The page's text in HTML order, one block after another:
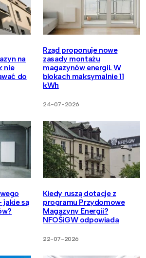
na
nie
do
Rząd proponuje nowe
zasady montażu
magazynów energii. W
blokach maksymalnie 11
kWh
24-07-2026
jakie są
Kiedy ruszą dotacje z
programu Przydomowe
Magazyny Energii?
NFOŚiGW odpowiada
22-07-2026